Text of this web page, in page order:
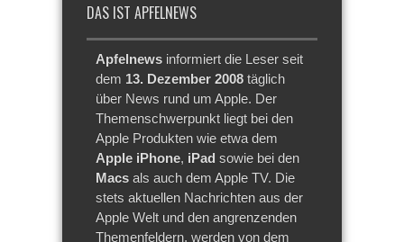
DAS IST APFELNEWS
Apfelnews informiert die Leser seit
dem 13. Dezember 2008 täglich
über News rund um Apple. Der
Themenschwerpunkt liegt bei den
Apple Produkten wie etwa dem
Apple iPhone, iPad sowie bei den
Macs als auch dem Apple TV. Die
stets aktuellen Nachrichten aus der
Apple Welt und den angrenzenden
Themenfeldern, werden von dem